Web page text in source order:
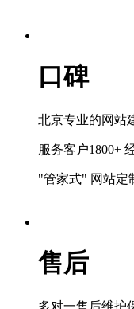
口碑
北京专业的网站
服务客户1800+
"管家式" 网站定
售后
多对一售后维护